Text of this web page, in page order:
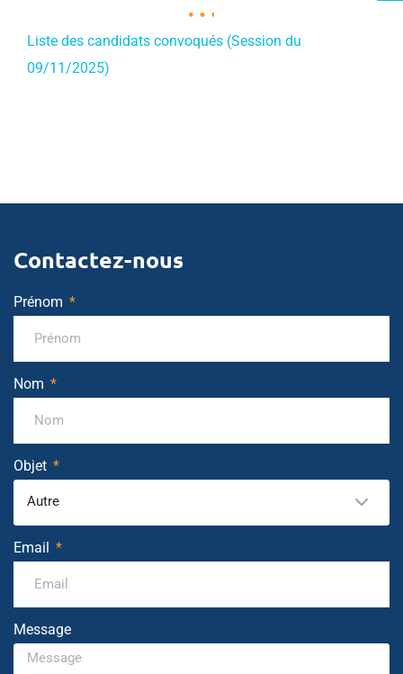
Liste des candidats convoqués (Session du
09/11/2025)
Contactez-nous
Prénom
Nom
Objet
Autre
Email
Message